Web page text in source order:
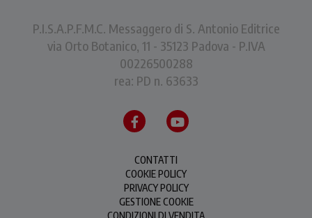
P.I.S.A.P.F.M.C. Messaggero di S. Antonio Editrice
via Orto Botanico, 11 - 35123 Padova - P.IVA
00226500288
rea: PD n. 63633
CONTATTI
COOKIE POLICY
PRIVACY POLICY
GESTIONE COOKIE
CONDIZIONI DI VENDITA